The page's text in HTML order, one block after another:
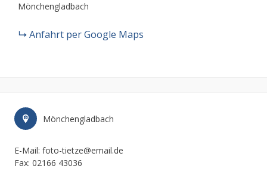
Mönchengladbach
Anfahrt per Google Maps
Mönchengladbach
E-Mail: foto-tietze@email.de
Fax: 02166 43036